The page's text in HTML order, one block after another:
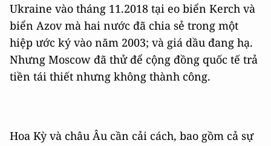
Ukraine vào tháng 11.2018 tại eo biển Kerch và
biển Azov mà hai nước đã chia sẻ trong một
hiệp ước ký vào năm 2003; và giá dầu đang hạ.
Nhưng Moscow đã thử để cộng đồng quốc tế trả
tiền tái thiết nhưng không thành công.
Hoa Kỳ và châu Âu cần cải cách, bao gồm cả sự